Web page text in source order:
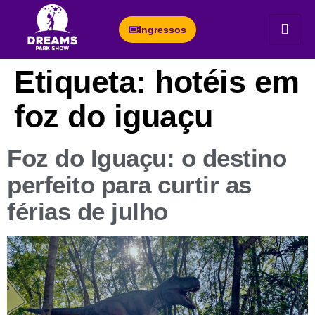
Ingressos
Etiqueta: hotéis em
foz do iguaçu
Foz do Iguaçu: o destino
perfeito para curtir as
férias de julho